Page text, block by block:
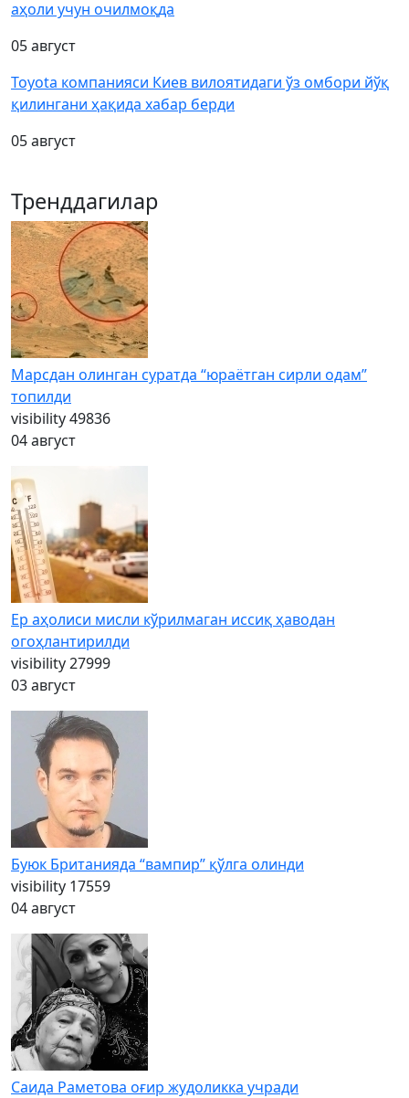
аҳоли учун очилмоқда
05 август
Toyota компанияси Киев вилоятидаги ўз омбори йўқ
қилингани ҳақида хабар берди
05 август
Тренддагилар
Марсдан олинган суратда “юраётган сирли одам”
топилди
visibility49836
04 август
Ер аҳолиси мисли кўрилмаган иссиқ ҳаводан
огоҳлантирилди
visibility27999
03 август
Буюк Британияда “вампир” қўлга олинди
visibility 17559
04 август
Саида Раметова оғир жудоликка учради